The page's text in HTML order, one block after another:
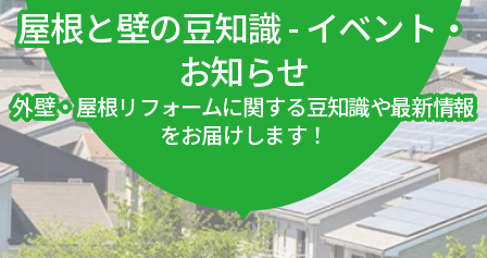
屋根と壁の豆知識 - イベント・
お知らせ
外壁・屋根リフォームに関する豆知識や最新情報
をお届けします！